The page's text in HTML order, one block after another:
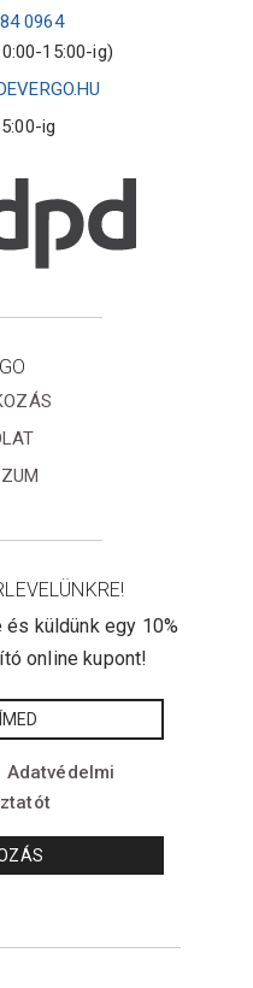
0964
15:00-ig)
ig
küldünk egy 10%
online kupont!
Adatvédelmi